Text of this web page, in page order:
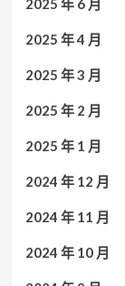
2025 年 6 月
2025 年 4 月
2025 年 3 月
2025 年 2 月
2025 年 1 月
2024 年 12 月
2024 年 11 月
2024 年 10 月